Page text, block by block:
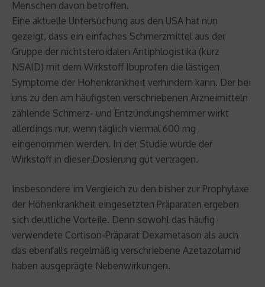
Menschen davon betroffen.
Eine aktuelle Untersuchung aus den USA hat nun
gezeigt, dass ein einfaches Schmerzmittel aus der
Gruppe der nichtsteroidalen Antiphlogistika (kurz
NSAID) mit dem Wirkstoff Ibuprofen die lästigen
Symptome der Höhenkrankheit verhindern kann. Der bei
uns zu den am häufigsten verschriebenen Arzneimitteln
zählende Schmerz- und Entzündungshemmer wirkt
allerdings nur, wenn täglich viermal 600 mg
eingenommen werden. In der Studie wurde der
Wirkstoff in dieser Dosierung gut vertragen.
Insbesondere im Vergleich zu den bisher zur Prophylaxe
der Höhenkrankheit eingesetzten Präparaten ergeben
sich deutliche Vorteile. Denn sowohl das häufig
verwendete Cortison-Präparat Dexametason als auch
das ebenfalls regelmäßig verschriebene Azetazolamid
haben ausgeprägte Nebenwirkungen.